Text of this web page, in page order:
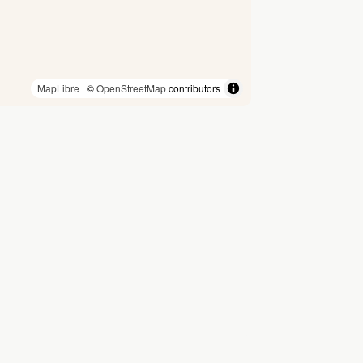
MapLibre | ©OpenStreetMapcontributors